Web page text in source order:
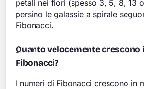
petali nei fiori (spesso 3, 5, 8, 13
persino le galassie a spirale
Fibonacci.
Quanto velocemente crescono
Fibonacci?
I numeri di Fibonacci crescono in